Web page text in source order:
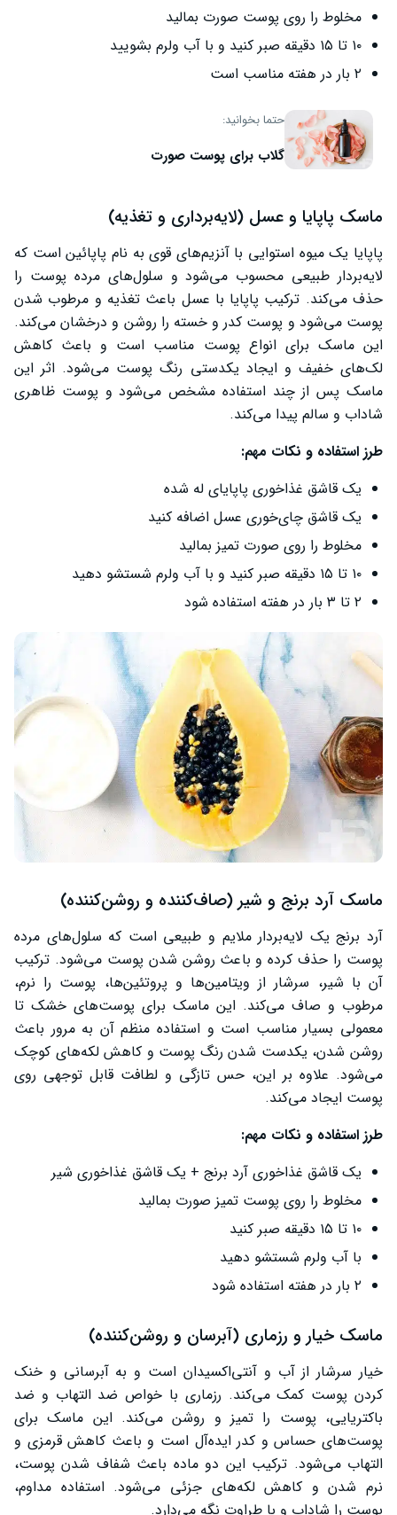
مخلوط را روی پوست صورت بمالید
۱۰ تا ۱۵ دقیقه صبر کنید و با آب ولرم بشویید
۲ بار در هفته مناسب است
حتما بخوانید:
گلاب برای پوست صورت
ماسک پاپایا و عسل (لایه‌برداری و تغذیه)
پاپایا یک میوه استوایی با آنزیم‌های قوی به نام پاپائین است که
لایه‌بردار طبیعی محسوب می‌شود و سلول‌های مرده پوست را
حذف می‌کند. ترکیب پاپایا با عسل باعث تغذیه و مرطوب شدن
پوست می‌شود و پوست کدر و خسته را روشن و درخشان می‌کند.
این ماسک برای انواع پوست مناسب است و باعث کاهش
لک‌های خفیف و ایجاد یکدستی رنگ پوست می‌شود. اثر این
ماسک پس از چند استفاده مشخص می‌شود و پوست ظاهری
شاداب و سالم پیدا می‌کند.
طرز استفاده و نکات مهم:
یک قاشق غذاخوری پاپایای له شده
یک قاشق چای‌خوری عسل اضافه کنید
مخلوط را روی صورت تمیز بمالید
۱۰ تا ۱۵ دقیقه صبر کنید و با آب ولرم شستشو دهید
۲ تا ۳ بار در هفته استفاده شود
ماسک آرد برنج و شیر (صاف‌کننده و روشن‌کننده)
آرد برنج یک لایه‌بردار ملایم و طبیعی است که سلول‌های مرده
پوست را حذف کرده و باعث روشن شدن پوست می‌شود. ترکیب
آن با شیر، سرشار از ویتامین‌ها و پروتئین‌ها، پوست را نرم،
مرطوب و صاف می‌کند. این ماسک برای پوست‌های خشک تا
معمولی بسیار مناسب است و استفاده منظم آن به مرور باعث
روشن شدن، یکدست شدن رنگ پوست و کاهش لکه‌های کوچک
می‌شود. علاوه بر این، حس تازگی و لطافت قابل توجهی روی
پوست ایجاد می‌کند.
طرز استفاده و نکات مهم:
یک قاشق غذاخوری آرد برنج + یک قاشق غذاخوری شیر
مخلوط را روی پوست تمیز صورت بمالید
۱۰ تا ۱۵ دقیقه صبر کنید
با آب ولرم شستشو دهید
۲ بار در هفته استفاده شود
ماسک خیار و رزماری (آبرسان و روشن‌کننده)
خیار سرشار از آب و آنتی‌اکسیدان است و به آبرسانی و خنک
کردن پوست کمک می‌کند. رزماری با خواص ضد التهاب و ضد
باکتریایی، پوست را تمیز و روشن می‌کند. این ماسک برای
پوست‌های حساس و کدر ایده‌آل است و باعث کاهش قرمزی و
التهاب می‌شود. ترکیب این دو ماده باعث شفاف شدن پوست،
نرم شدن و کاهش لکه‌های جزئی می‌شود. استفاده مداوم،
پوست را شاداب و با طراوت نگه می‌دارد.